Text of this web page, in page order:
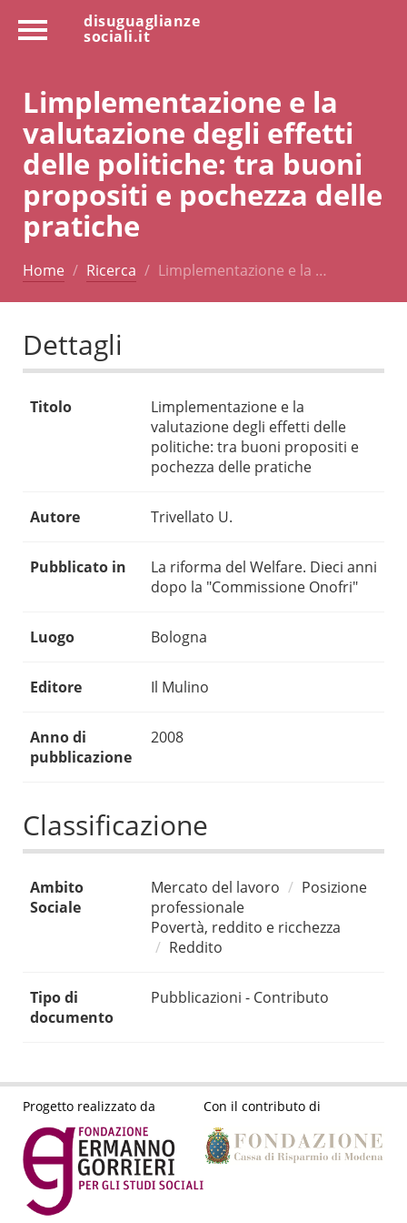
disuguaglianze
sociali.it
Limplementazione e la
valutazione degli effetti
delle politiche: tra buoni
propositi e pochezza delle
pratiche
Home Ricerca Limplementazione e la …
Dettagli
Titolo
Limplementazione e la
valutazione degli effetti delle
politiche: tra buoni propositi e
pochezza delle pratiche
Autore Trivellato U.
Pubblicato in
La riforma del Welfare. Dieci anni
dopo la "Commissione Onofri"
Luogo Bologna
Editore Il Mulino
Anno di
pubblicazione
2008
Classificazione
Ambito
Sociale
Mercato del lavoro
Posizione
professionale
Povertà, reddito e ricchezza
Reddito
Tipo di
documento
Pubblicazioni - Contributo
Progetto realizzato da Con il contributo di